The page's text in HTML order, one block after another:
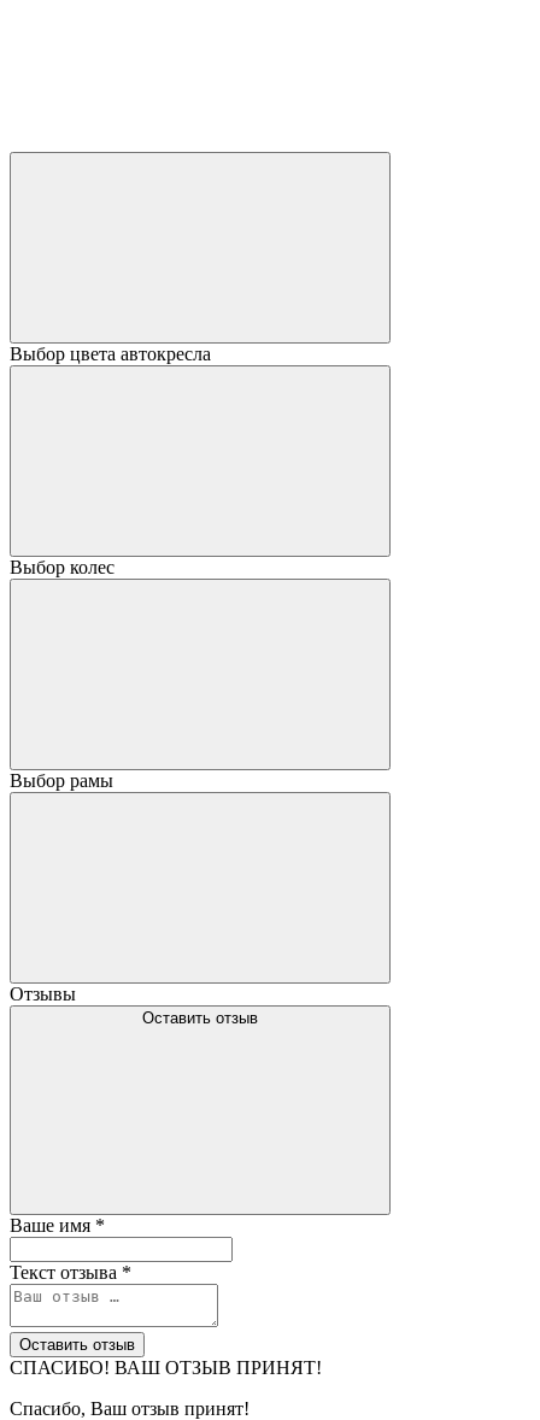
Выбор цвета автокресла
Выбор колес
Выбор рамы
Отзывы
Оставить отзыв
Ваше имя *
Текст отзыва *
Оставить отзыв
СПАСИБО! ВАШ ОТЗЫВ ПРИНЯТ!
Спасибо, Ваш отзыв принят!